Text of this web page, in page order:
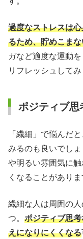
過度なストレスは
るため、貯めこま
ガなど適度な運動
リフレッシュしてみ
ポジティブ思
「繊細」で悩んだ
みるのも良いでし
や明るい雰囲気に
くなることがありま
繊細な人は周囲の
つ。 ポジティブ思
えになりにくくなる